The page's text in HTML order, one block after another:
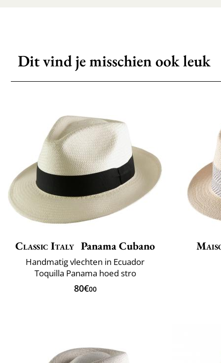
Dit vind je misschien ook leuk
Classic Italy Panama Cubano
Handmatig vlechten in Ecuador
Toquilla Panama hoed stro
80€00